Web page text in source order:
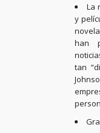
La
y
han
tan